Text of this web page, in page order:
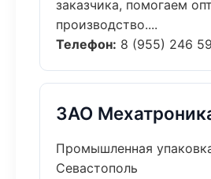
заказчика, помогаем
производство....
Телефон: 8 (955) 246
ЗАО
Промышленная
Севастополь